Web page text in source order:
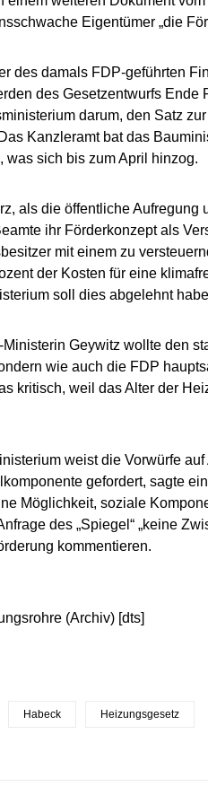
Eigentümer „die
des damals FDP-geführten
des Gesetzentwurfs Ende
darum, den Satz
Kanzleramt bat das
was sich bis zum April hinzog.
als die öffentliche
ihr Förderkonzept als
mit einem zu
der Kosten für eine
soll dies abgelehnt
Geywitz wollte den
wie auch die FDP
kritisch, weil das Alter der
weist die Vorwürfe
gefordert, sagte
Möglichkeit, soziale
des „Spiegel“ „keine
kommentieren.
(Archiv) [dts]
Habeck Heizungsgesetz